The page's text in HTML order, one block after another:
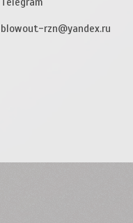
blowout-rzn@yandex.ru